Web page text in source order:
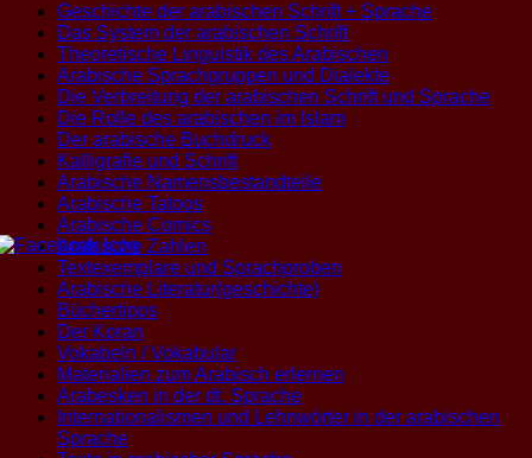
Geschichte der arabischen Schrift + Sprache
Das System der arabischen Schrift
Theoretische Linguistik des Arabischen
Arabische Sprachgruppen und Dialekte
Die Verbreitung der arabischen Schrift und Sprache
Die Rolle des arabischen im Islam
Der arabische Buchdruck
Kalligrafie und Schrift
Arabische Namensbestandteile
Arabische Tatoos
Arabische Comics
Arabische Zahlen
Textexemplare und Sprachproben
Arabische Literatur(geschichte)
Büchertipps
Der Koran
Vokabeln / Vokabular
Materialien zum Arabisch erlernen
Arabesken in der dt. Sprache
Internationalismen und Lehnwörter in der arabischen
Sprache